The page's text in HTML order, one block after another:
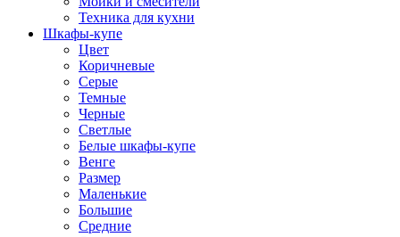
Техника для кухни
Шкафы-купе
Цвет
Коричневые
Серые
Темные
Черные
Светлые
Белые шкафы-купе
Венге
Размер
Маленькие
Большие
Средние